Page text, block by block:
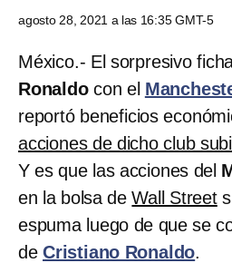
agosto 28, 2021 a las 16:35 GMT-5
México.- El sorpresivo
Ronaldocon el
reportó beneficios
acciones de dicho club
Y es que las acciones del
en la bolsa deWall Street
espuma luego de que se
de Cristiano Ronaldo.